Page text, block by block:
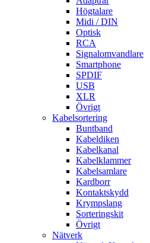
Högtalare
Midi / DIN
Optisk
RCA
Signalomvandlare
Smartphone
SPDIF
USB
XLR
Övrigt
Kabelsortering
Buntband
Kabeldiken
Kabelkanal
Kabelklammer
Kabelsamlare
Kardborr
Kontaktskydd
Krympslang
Sorteringskit
Övrigt
Nätverk